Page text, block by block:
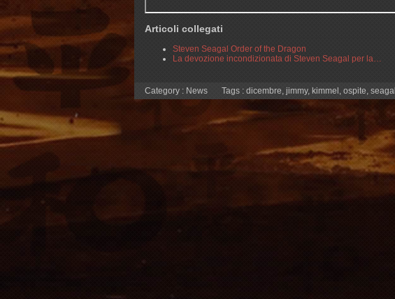
Articoli collegati
Steven Seagal Order of the Dragon
La devozione incondizionata di Steven Seagal per la…
Category : News Tags : dicembre, jimmy, kimmel , ospite, seagal